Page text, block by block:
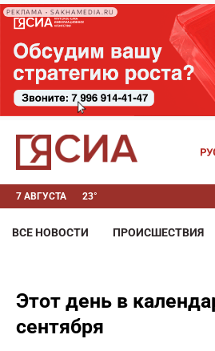
РЕКЛАМА • SAKHAMEDIA.RU
7 АВГУСТА 23°
ВСЕ НОВОСТИ ПРОИСШЕСТВИЯ
Этот день в
сентября